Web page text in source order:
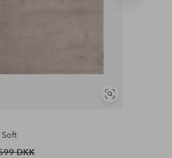
Se
DKK